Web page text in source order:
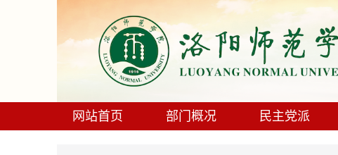
网站首页 部门概况 民主党派